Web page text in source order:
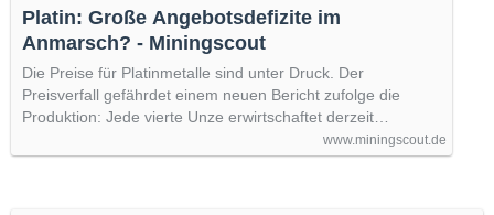
Platin: Große Angebotsdefizite im
Anmarsch? - Miningscout
Die Preise für Platinmetalle sind unter Druck. Der
Preisverfall gefährdet einem neuen Bericht zufolge die
Produktion: Jede vierte Unze erwirtschaftet derzeit…
www.miningscout.de